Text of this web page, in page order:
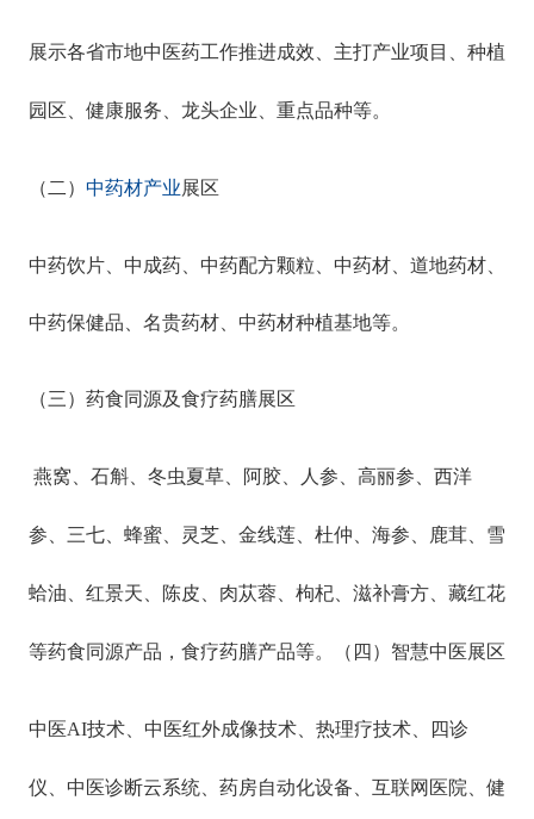
展示各省市地中医药工作推进成效、主打产业项目、种植
园区、健康服务、龙头企业、重点品种等。
（二） 中药材产业展区
中药饮片、中成药、中药配方颗粒、中药材、道地药材、
中药保健品、 名贵药材、 中药材种植基地等。
（三）药食同源及食疗药膳展区
燕窝、石斛、冬虫夏草、阿胶、人参、高丽参、西洋
参、三七、蜂蜜、灵芝、金线莲、杜仲、海参、鹿茸、雪
蛤油、红景天、陈皮、肉苁蓉、枸杞、滋补膏方、藏红花
等药食同源产品，食疗药膳产品等。 （四）智慧中医展区
中医AI技术、中医红外成像技术、热理疗技术、四诊
仪、中医诊断云系统、药房自动化设备、互联网医院、健